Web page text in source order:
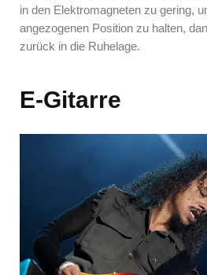
in den Elektromagneten zu gering,
angezogenen Position zu halten,
zurück in die Ruhelage.
E-Gitarre